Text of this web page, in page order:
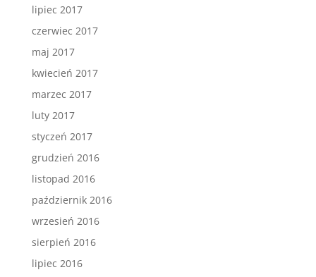
lipiec 2017
czerwiec 2017
maj 2017
kwiecień 2017
marzec 2017
luty 2017
styczeń 2017
grudzień 2016
listopad 2016
październik 2016
wrzesień 2016
sierpień 2016
lipiec 2016